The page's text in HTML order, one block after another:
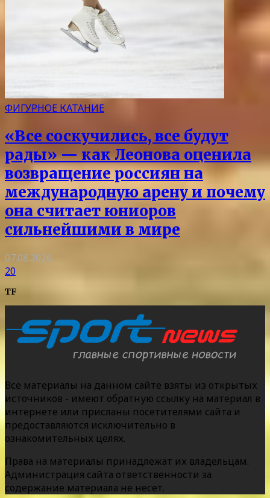
ФИГУРНОЕ КАТАНИЕ
«Все соскучились, все будут
рады» — как Леонова оценила
возвращение россиян на
международную арену и почему
она считает юниоров
сильнейшими в мире
07.08.2026
20
TF
Все материалы на данном сайте взяты из открытых
источников - имеют обратную ссылку на материал в
интернете или присланы посетителями сайта и
предоставляются исключительно в
ознакомительных целях.
Права на материалы принадлежат их владельцам.
Администрация сайта ответственности за
содержание материала не несет.